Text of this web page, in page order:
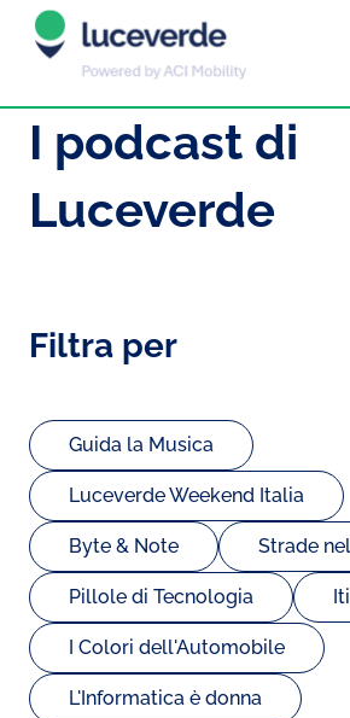
I podcast di
Luceverde
Filtra per
Guida la Musica
Luceverde Weekend Italia
Byte & Note Strade
Pillole di Tecnologia
I Colori dell'Automobile
L'Informatica è donna